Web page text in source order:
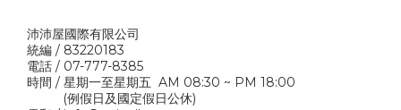
沛沛屋國際有限公司
統編 / 83220183
電話 / 07-777-8385
時間 / 星期一至星期五 AM 08:30 ~ PM 18:00
(例假日及國定假日公休)